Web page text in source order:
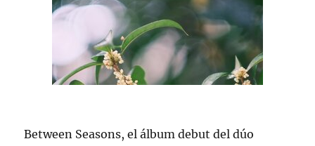
Between Seasons, el álbum debut del dúo